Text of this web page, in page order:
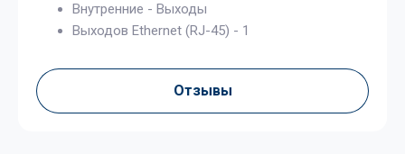
Внутренние - Выходы
Выходов Ethernet (RJ-45) - 1
Отзывы